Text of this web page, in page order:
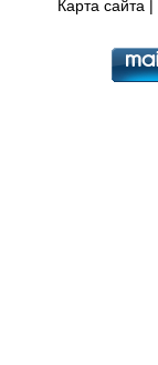
Карта сайта